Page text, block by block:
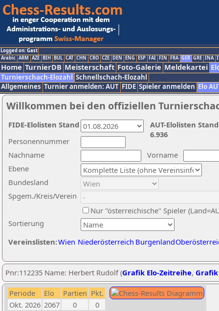
Logged on: Gast
Arabic ARM AZE BIH BUL CAT CHN CRO CZE DEN ENG ESP FAI FIN FRA GER GRE INA
Home TurnierDB Meisterschaft Foto-Galerie Meldekartei
Turnierschach-Elozahl Schnellschach-Elozahl
Allgemeines Turnier anmelden: AUT FIDE Spieler anmelden Elo
Willkommen bei den offiziellen
Nachname
Vorname
Ebene
Sortierung
Personennummer
Bundesland
Spgem./Kreis/Verein
Nur "österreichische" Spieler
Vereinslisten:Wien Niederösterreich Burgenland
AUT-Elolisten
6.936
FIDE-Elolisten Stand
Pnr:112235 Name: Herbert Rudolf (Grafik Elo-Zeitreihe,
Periode Elo Partien Pkt.
Okt. 2026 2067 0
0